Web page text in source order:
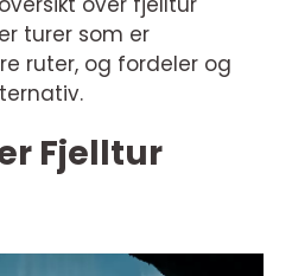
turer som er
ruter, og fordeler og
Fjelltur